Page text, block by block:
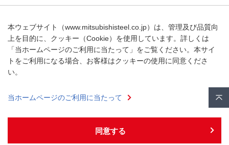
本ウェブサイト（www.mitsubishisteel.co.jp）は、管理及び品質向
上を目的に、クッキー（Cookie）を使用しています。詳しくは
「当ホームページのご利用に当たって」をご覧ください。本サイ
トをご利用になる場合、お客様はクッキーの使用に同意くださ
い。
当ホームページのご利用に当たって
同意する